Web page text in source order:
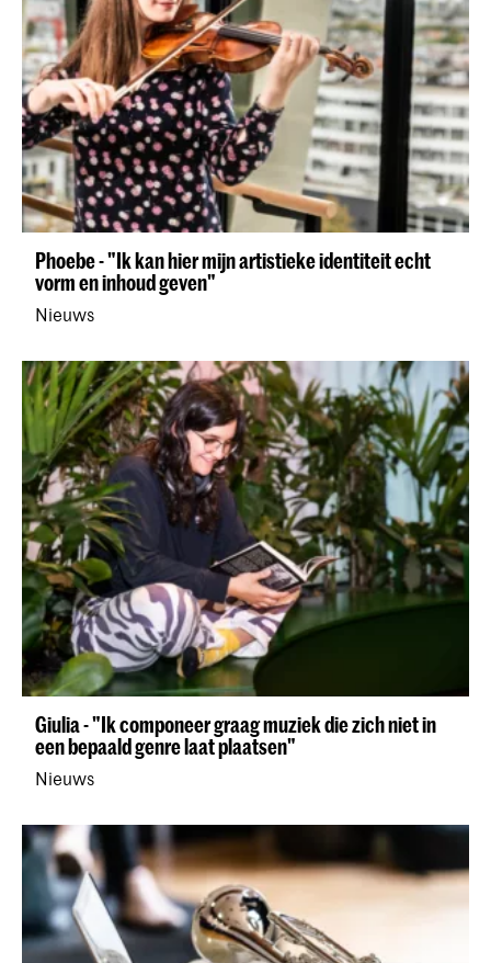
Phoebe - "Ik kan hier mijn artistieke identiteit echt
vorm en inhoud geven"
Nieuws
Giulia - "Ik componeer graag muziek die zich niet in
een bepaald genre laat plaatsen"
Nieuws